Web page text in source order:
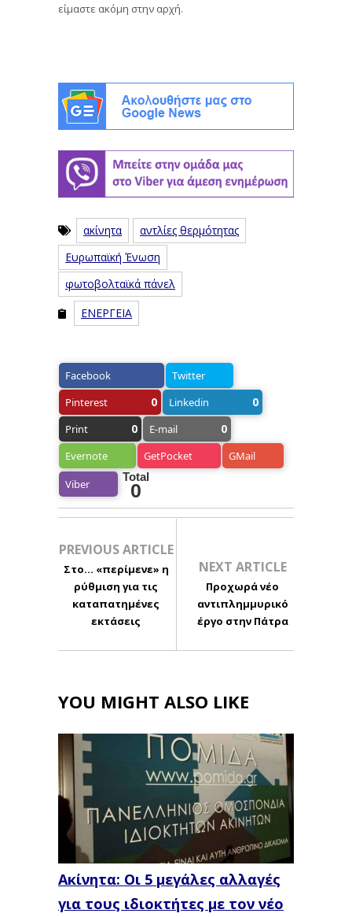
είμαστε ακόμη στην αρχή.
ακίνητα
αντλίες θερμότητας
Ευρωπαϊκή Ένωση
φωτοβολταϊκά πάνελ
ΕΝΕΡΓΕΙΑ
Facebook
Twitter
Pinterest
0 Linkedin 0
Print 0 E-mail 0
Evernote GetPocket GMail
Viber
Total
0
PREVIOUS ARTICLE
Στο… «περίμενε» η
ρύθμιση για τις
καταπατημένες
εκτάσεις
NEXT ARTICLE
Προχωρά νέο
αντιπλημμυρικό
έργο στην Πάτρα
YOU MIGHT ALSO LIKE
Ακίνητα: Οι 5 μεγάλες αλλαγές
για τους ιδιοκτήτες με τον νέο